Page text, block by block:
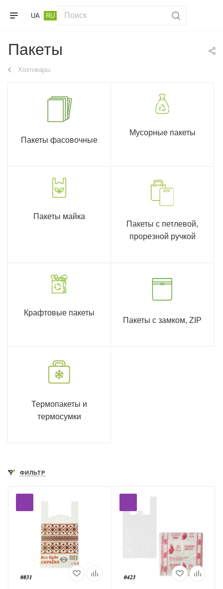
UA RU
Пакеты
Хозтовары
Пакеты фасовочные
Мусорные пакеты
Пакеты майка
Пакеты с петлевой,
прорезной ручкой
Крафтовые пакеты
Пакеты с замком, ZIP
Термопакеты и
термосумки
ФИЛЬТР